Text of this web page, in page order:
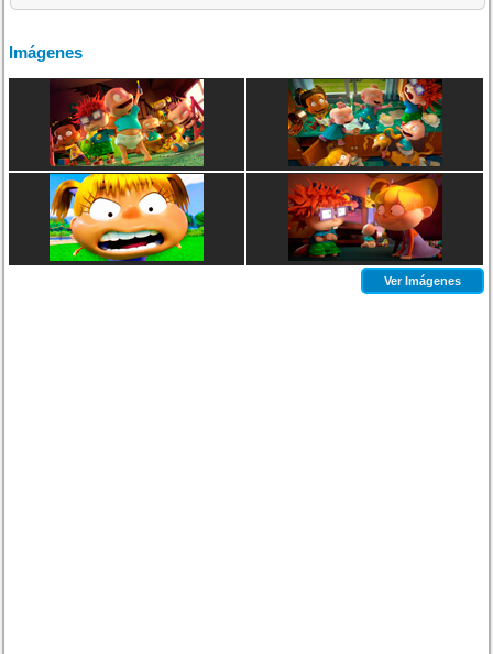
Imágenes
Ver Imágenes